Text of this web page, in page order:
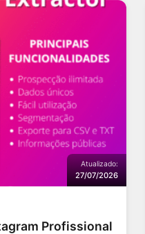
Atualizado:
27/07/2026
Profissional